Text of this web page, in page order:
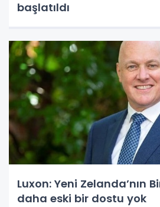
başlatıldı
Luxon: Yeni Zelanda’nın
daha eski bir dostu yok